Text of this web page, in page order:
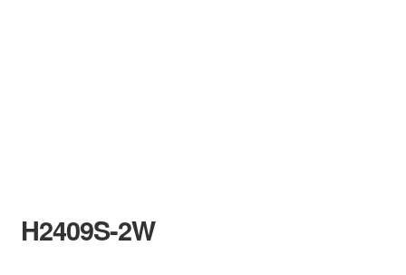
H2409S-2W